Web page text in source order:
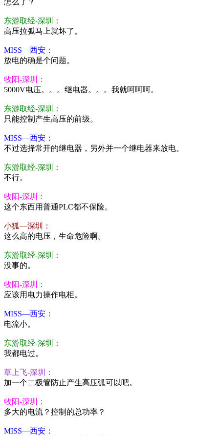
东游取经-深圳：
高压拉弧马上就坏了。
MISS—西安：
放电的确是个问题。
牧阳-深圳：
5000V电压。。。继电器。。。我就呵呵呵。
东游取经-深圳：
只能控制产生高压的前级。
MISS—西安：
不过选择常开的继电器，另外并一个继电器来放电。
东游取经-深圳：
不行。
牧阳-深圳：
这个东西用普通PLC都不保险。
小狐—深圳：
这么高的电压，生命危险啊。
东游取经-深圳：
没事的。
牧阳-深圳：
应该用电力操作电柜。
MISS—西安：
电流小。
东游取经-深圳：
我都电过。
草上飞-深圳：
加一个二极管防止产生高压弧可以吧。
牧阳-深圳：
多大的电流？控制的总功率？
MISS—西安：